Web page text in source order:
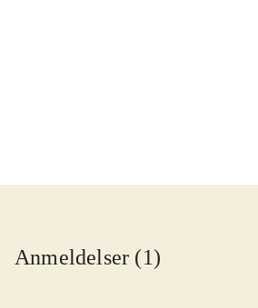
Anmeldelser (1)